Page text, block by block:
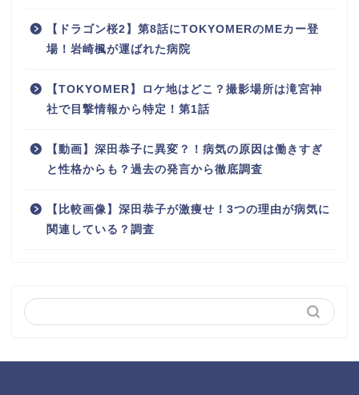
【ドラゴン桜2】第8話にTOKYOMERのMEカー登
場！岩崎楓が運ばれた病院
【TOKYOMER】ロケ地はどこ？撮影場所は滝宮神
社で目撃情報から特定！第1話
【動画】深田恭子に異変？！病気の原因は働きすぎ
と性格からも？過去の発言から徹底調査
【比較画像】深田恭子が激痩せ！3つの理由が病気に
関連している？調査